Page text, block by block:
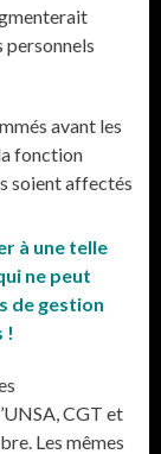
personnels
avant les
fonction
soient affectés
à une telle
ne peut
de gestion
!
CGT et
Les mêmes